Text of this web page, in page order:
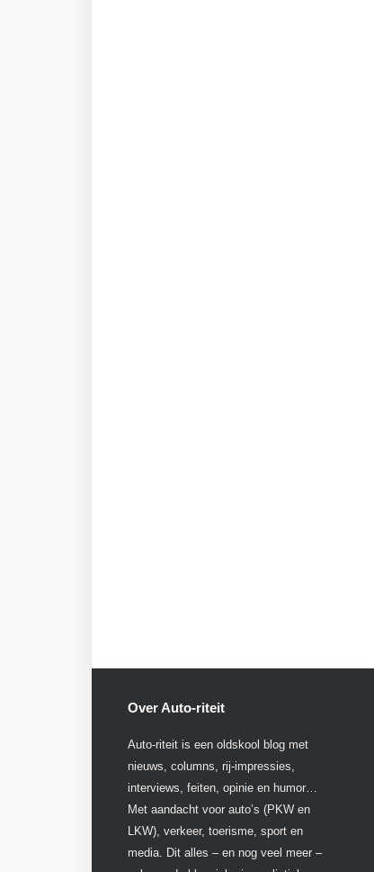
Over Auto-riteit
Auto-riteit is een oldskool blog met
nieuws, columns, rij-impressies,
interviews, feiten, opinie en humor…
Met aandacht voor auto’s (PKW en
LKW), verkeer, toerisme, sport en
media. Dit alles – en nog veel meer –